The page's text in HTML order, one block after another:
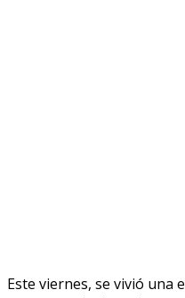
Este viernes, se vivió una